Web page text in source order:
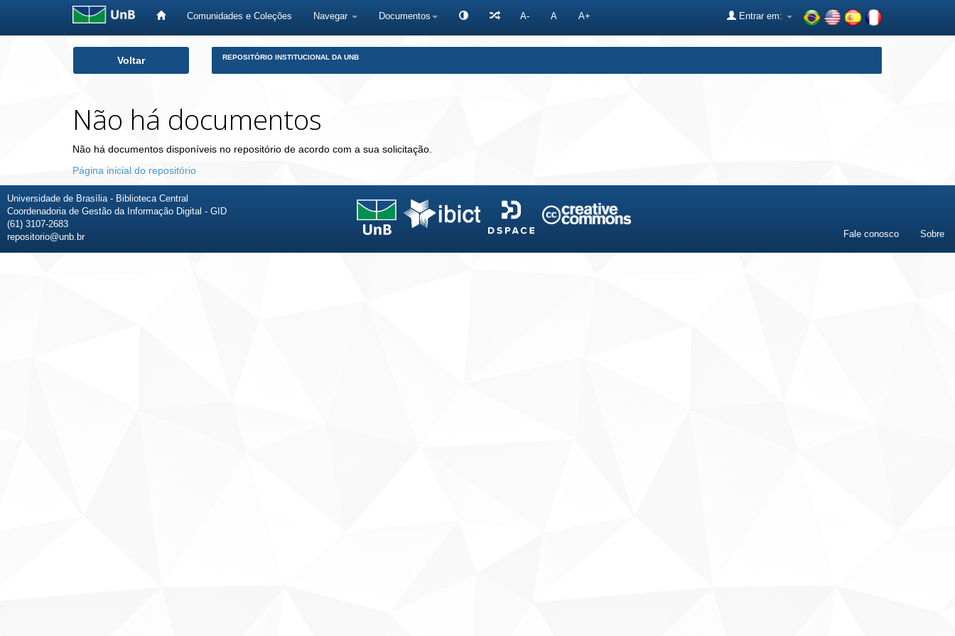
Comunidades e Coleções Navegar Documentos A- A A+ Entrar em:
Voltar REPOSITÓRIO INSTITUCIONAL DA UNB
Não há documentos
Não há documentos disponíveis no repositório de acordo com a sua solicitação.
Página inicial do repositório
Universidade de Brasília - Biblioteca Central
Coordenadoria de Gestão da Informação Digital - GID
(61) 3107-2683
repositorio@unb.br
Fale conosco Sobre